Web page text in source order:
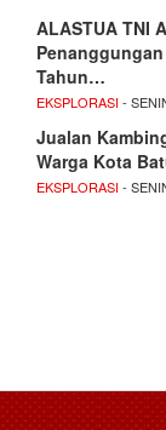
ALASTUA TNI
Penanggungan
Tahun…
EKSPLORASI-
Jualan
Warga Kota
EKSPLORASI-